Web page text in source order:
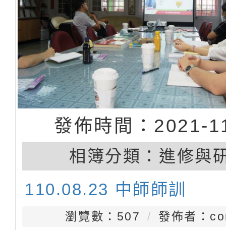
發佈時間：2021-
相簿分類： 進修與
110.08.23 中師師訓
瀏覽數：507 發佈者：